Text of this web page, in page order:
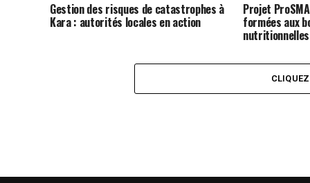
Gestion des risques de catastrophes à
Kara : autorités locales en action
Projet
formées aux